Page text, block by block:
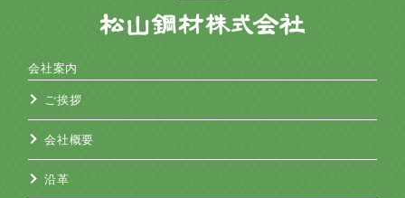
会社案内
ご挨拶
会社概要
沿革